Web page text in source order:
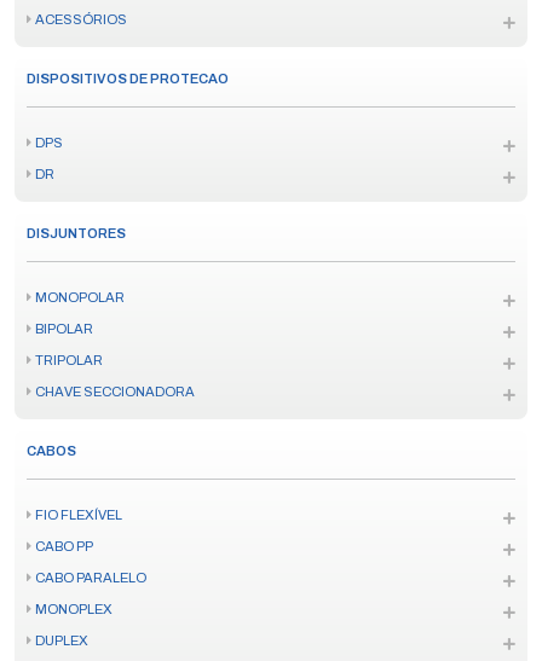
ACESSÓRIOS
DISPOSITIVOS DE PROTECAO
DPS
DR
DISJUNTORES
MONOPOLAR
BIPOLAR
TRIPOLAR
CHAVE SECCIONADORA
CABOS
FIO FLEXÍVEL
CABO PP
CABO PARALELO
MONOPLEX
DUPLEX